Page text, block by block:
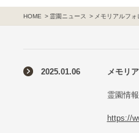
HOME > 霊園ニュース > メモリアルフ
2025.01.06 メモリ
霊園情
https://